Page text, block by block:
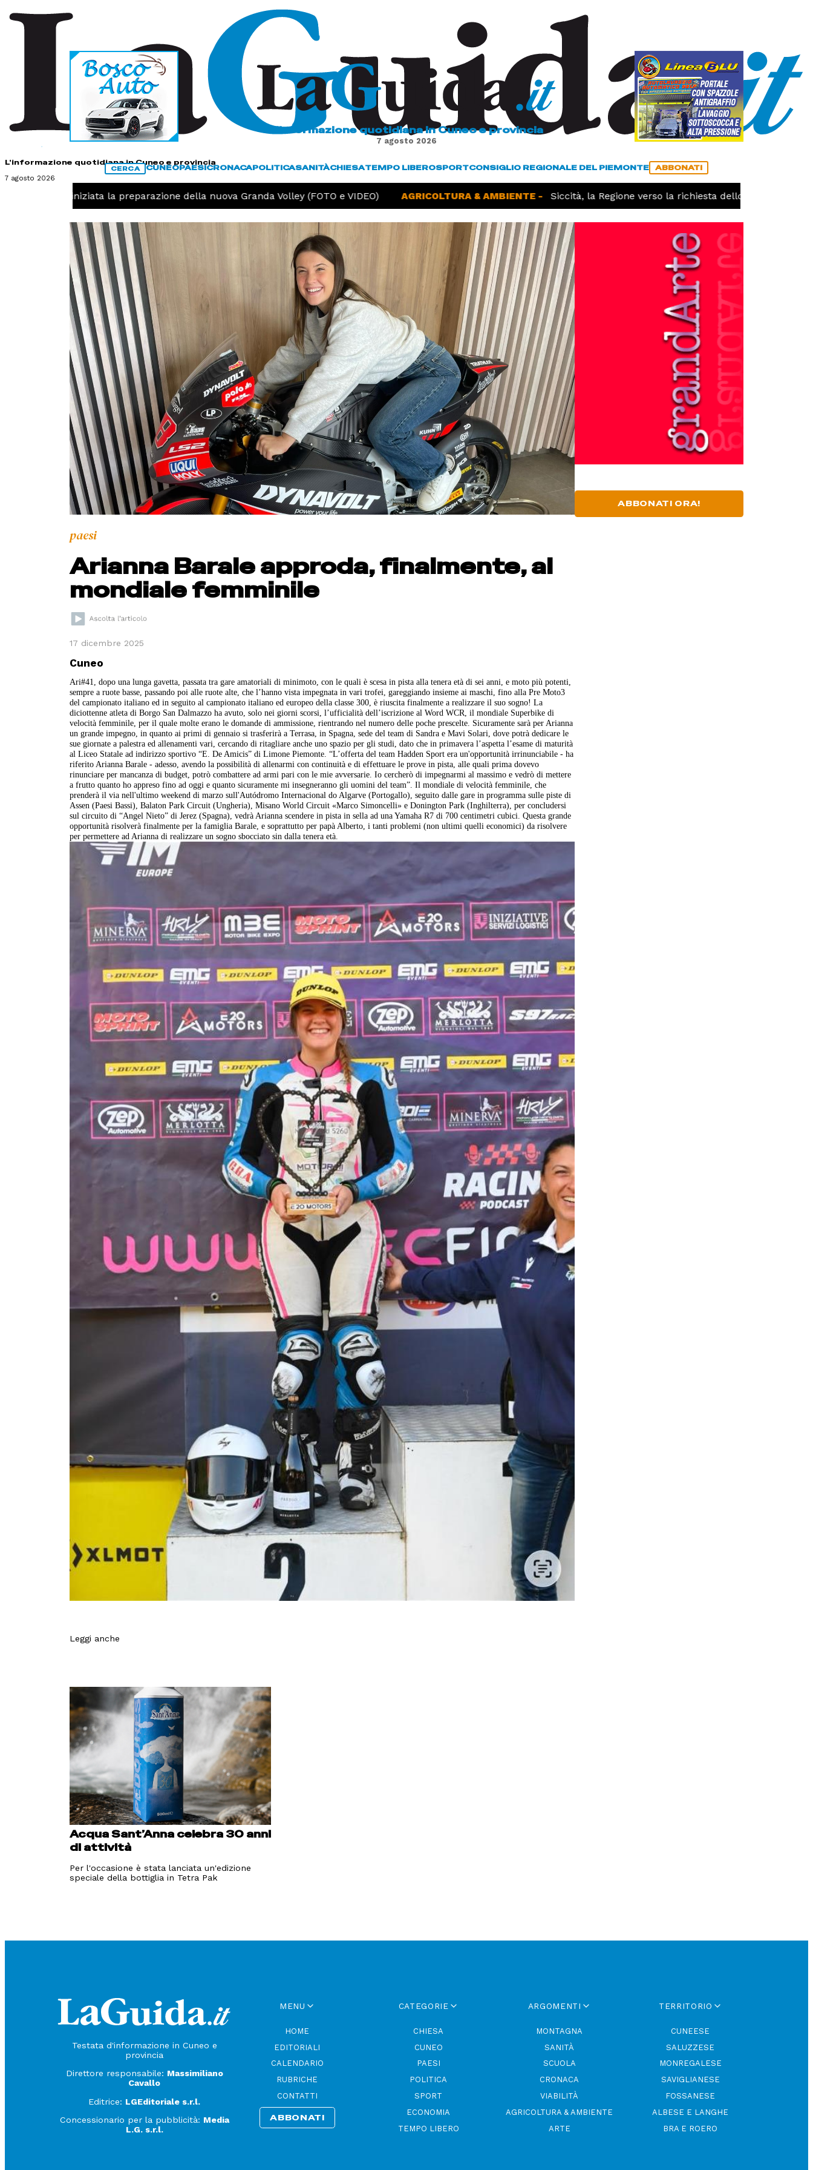
L'informazione quotidiana in Cuneo e provincia
7 agosto 2026
L'informazione quotidiana in Cuneo e provincia
7 agosto 2026
CERCA CUNEOPAESICRONACAPOLITICASANITÀCHIESATEMPO LIBEROSPORTCONSIGLIO REGIONALE DEL PIEMONTE ABBONATI
iniziata la preparazione della nuova Granda Volley (FOTO e VIDEO) AGRICOLTURA & AMBIENTE - Siccità, la Regione verso la richiesta dello stato di calamità
paesi
Arianna Barale approda, finalmente, al
mondiale femminile
17 dicembre 2025
Cuneo
Ari#41, dopo una lunga gavetta, passata tra gare amatoriali di minimoto, con le quali è scesa in pista alla tenera età di sei anni, e moto più potenti,
sempre a ruote basse, passando poi alle ruote alte, che l’hanno vista impegnata in vari trofei, gareggiando insieme ai maschi, fino alla Pre Moto3
del campionato italiano ed in seguito al campionato italiano ed europeo della classe 300, è riuscita finalmente a realizzare il suo sogno! La
diciottenne atleta di Borgo San Dalmazzo ha avuto, solo nei giorni scorsi, l’ufficialità dell’iscrizione al Word WCR, il mondiale Superbike di
velocità femminile, per il quale molte erano le domande di ammissione, rientrando nel numero delle poche prescelte. Sicuramente sarà per Arianna
un grande impegno, in quanto ai primi di gennaio si trasferirà a Terrasa, in Spagna, sede del team di Sandra e Mavi Solari, dove potrà dedicare le
sue giornate a palestra ed allenamenti vari, cercando di ritagliare anche uno spazio per gli studi, dato che in primavera l’aspetta l’esame di maturità
al Liceo Statale ad indirizzo sportivo “E. De Amicis” di Limone Piemonte. “L’offerta del team Hadden Sport era un'opportunità irrinunciabile - ha
riferito Arianna Barale - adesso, avendo la possibilità di allenarmi con continuità e di effettuare le prove in pista, alle quali prima dovevo
rinunciare per mancanza di budget, potrò combattere ad armi pari con le mie avversarie. Io cercherò di impegnarmi al massimo e vedrò di mettere
a frutto quanto ho appreso fino ad oggi e quanto sicuramente mi insegneranno gli uomini del team”. Il mondiale di velocità femminile, che
prenderà il via nell'ultimo weekend di marzo sull'Autódromo Internacional do Algarve (Portogallo), seguito dalle gare in programma sulle piste di
Assen (Paesi Bassi), Balaton Park Circuit (Ungheria), Misano World Circuit «Marco Simoncelli» e Donington Park (Inghilterra), per concludersi
sul circuito di “Angel Nieto” di Jerez (Spagna), vedrà Arianna scendere in pista in sella ad una Yamaha R7 di 700 centimetri cubici. Questa grande
opportunità risolverà finalmente per la famiglia Barale, e soprattutto per papà Alberto, i tanti problemi (non ultimi quelli economici) da risolvere
per permettere ad Arianna di realizzare un sogno sbocciato sin dalla tenera età.
ABBONATI ORA!
Leggi anche
Acqua Sant’Anna celebra 30 anni
di attività
Per l'occasione è stata lanciata un'edizione
speciale della bottiglia in Tetra Pak
Testata d'informazione in Cuneo e
provincia
Direttore responsabile: Massimiliano
Cavallo
Editrice: LGEditoriale s.r.l.
Concessionario per la pubblicità: Media
L.G. s.r.l.
MENU
HOME
EDITORIALI
CALENDARIO
RUBRICHE
CONTATTI
ABBONATI
CATEGORIE
CHIESA
CUNEO
PAESI
POLITICA
SPORT
ECONOMIA
TEMPO LIBERO
ARGOMENTI
MONTAGNA
SANITÀ
SCUOLA
CRONACA
VIABILITÀ
AGRICOLTURA & AMBIENTE
ARTE
TERRITORIO
CUNEESE
SALUZZESE
MONREGALESE
SAVIGLIANESE
FOSSANESE
ALBESE E LANGHE
BRA E ROERO